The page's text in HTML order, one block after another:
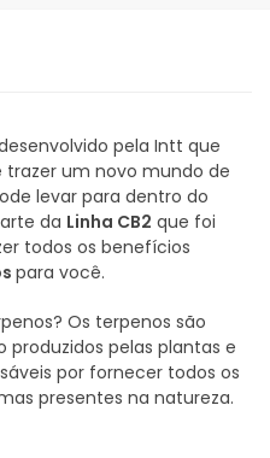
pela Intt que
trazer um novo mundo de
levar para dentro do
da Linha CB2 que foi
todos os benefícios
para você.
Os terpenos são
pelas plantas e
por fornecer todos os
presentes na natureza.